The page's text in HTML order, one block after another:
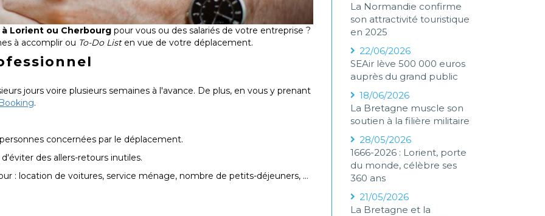
Lorient ou Cherbourg pour vous ou des salariés de votre entreprise ?
à accomplir ou To-Do Listen vue de votre déplacement.
jours voire plusieurs semaines à l'avance. De plus, en vous y prenant
.
concernées par le déplacement.
des allers-retours inutiles.
: location de voitures, service ménage, nombre de petits-déjeuners, …
La Normandie confirme
son attractivité touristique
en 2025
22/06/2026
SEAir lève 500 000 euros
auprès du grand public
18/06/2026
La Bretagne muscle son
soutien à la filière militaire
28/05/2026
1666-2026 : Lorient, porte
du monde, célèbre ses
360 ans
21/05/2026
La Bretagne et la